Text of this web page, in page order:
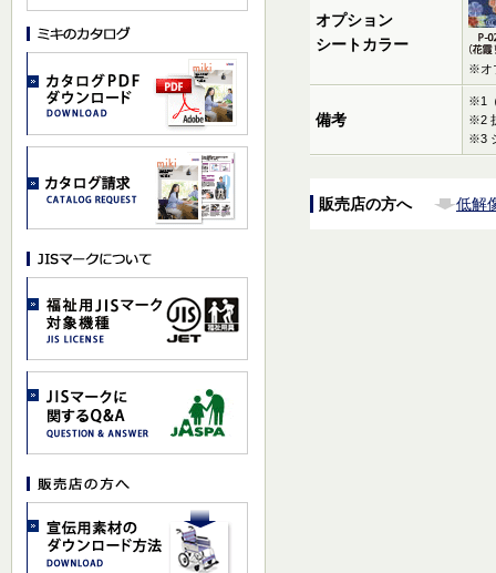
オプション
シートカラー
※オ
備考
※1
※2
※3
販売店の方へ 低解